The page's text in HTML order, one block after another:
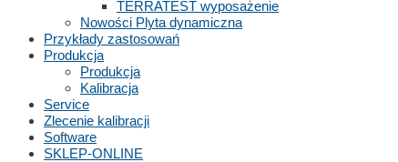
TERRATEST wyposażenie
Nowości Plyta dynamiczna
Przykłady zastosowań
Produkcja
Produkcja
Kalibracja
Service
Zlecenie kalibracji
Software
SKLEP-ONLINE